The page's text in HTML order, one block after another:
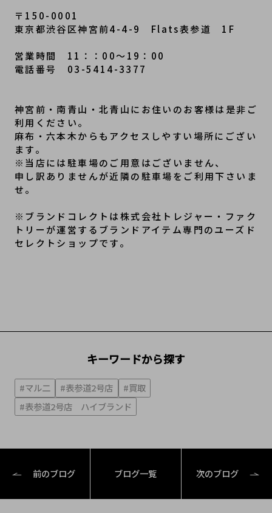
〒150-0001
東京都渋谷区神宮前4-4-9　Flats表参道　1F
営業時間　11：：00～19：00
電話番号　03-5414-3377
神宮前・南青山・北青山にお住いのお客様は是非ご
利用ください。
麻布・六本木からもアクセスしやすい場所にござい
ます。
※当店には駐車場のご用意はございません、
申し訳ありませんが近隣の駐車場をご利用下さいま
せ。
※ブランドコレクトは株式会社トレジャー・ファク
トリーが運営するブランドアイテム専門のユーズド
セレクトショップです。
キーワードから探す
#マル二 #表参道2号店
#買取
#表参道2号店 ハイブランド
前のブログ ブログ一覧 次のブログ